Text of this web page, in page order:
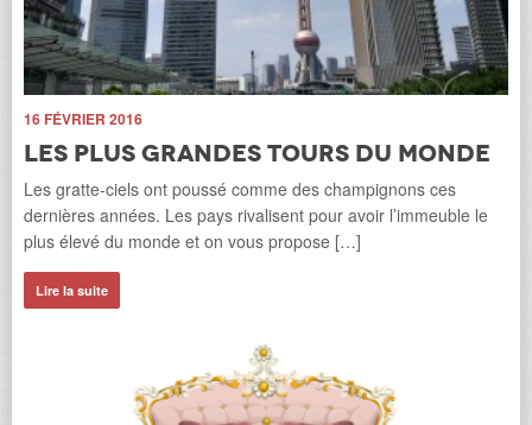
16 FÉVRIER 2016
Les plus grandes tours du monde
Les gratte-ciels ont poussé comme des champignons ces
dernières années. Les pays rivalisent pour avoir l’immeuble le
plus élevé du monde et on vous propose […]
Lire la suite